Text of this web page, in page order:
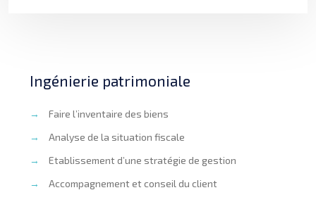
Ingénierie patrimoniale
→
Faire l’inventaire des biens
→
Analyse de la situation fiscale
→
Etablissement d’une stratégie de gestion
→
Accompagnement et conseil du client